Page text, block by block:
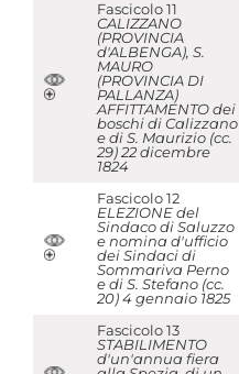
Fascicolo 11
CALIZZANO
(PROVINCIA
d'ALBENGA), S.
MAURO
(PROVINCIA DI
PALLANZA)
AFFITTAMENTO dei
boschi di Calizzano
e di S. Maurizio (cc.
29) 22 dicembre
1824
Fascicolo 12
ELEZIONE del
Sindaco di Saluzzo
e nomina d'ufficio
dei Sindaci di
Sommariva Perno
e di S. Stefano (cc.
20) 4 gennaio 1825
Fascicolo 13
STABILIMENTO
d'un'annua fiera